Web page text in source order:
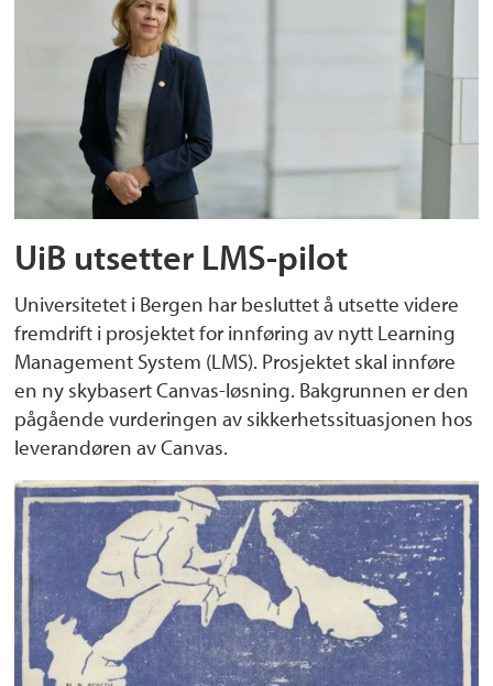
UiB utsetter LMS-pilot
Universitetet i Bergen har besluttet å utsette videre
fremdrift i prosjektet for innføring av nytt Learning
Management System (LMS). Prosjektet skal innføre
en ny skybasert Canvas-løsning. Bakgrunnen er den
pågående vurderingen av sikkerhetssituasjonen hos
leverandøren av Canvas.